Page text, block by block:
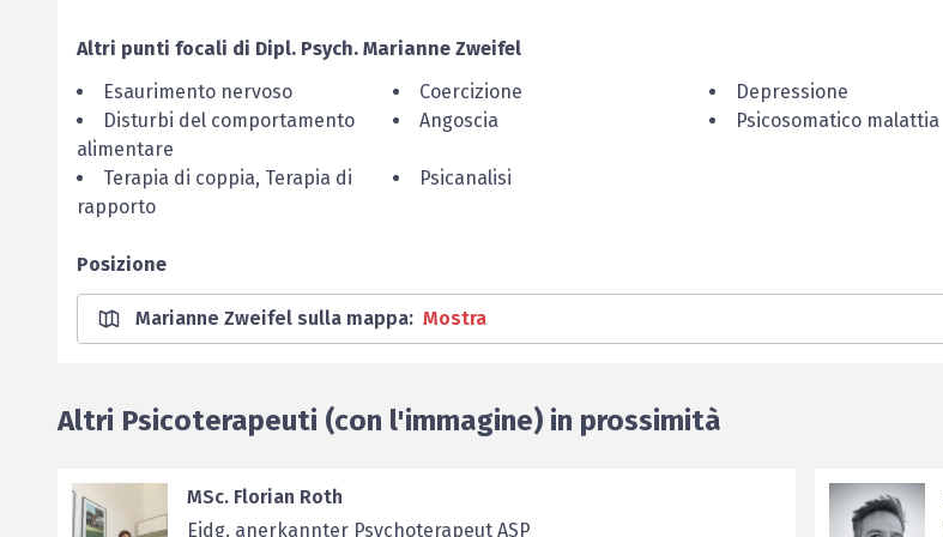
Altri punti focali di Dipl. Psych. Marianne Zweifel
Esaurimento nervoso
Coercizione
Depressione
Disturbi del comportamento
alimentare
Angoscia Psicosomatico malattia
Terapia di coppia, Terapia di
rapporto
Psicanalisi
Posizione
Marianne Zweifel sulla mappa: Mostra
Altri Psicoterapeuti (con l'immagine) in prossimità
MSc. Florian Roth
Eidg. anerkannter Psychoterapeut ASP